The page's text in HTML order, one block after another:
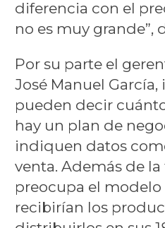
diferencia con el
no es muy grande”,
Por su parte el
José Manuel
pueden decir
hay un plan de
indiquen datos
venta. Además de
preocupa el
recibirían los